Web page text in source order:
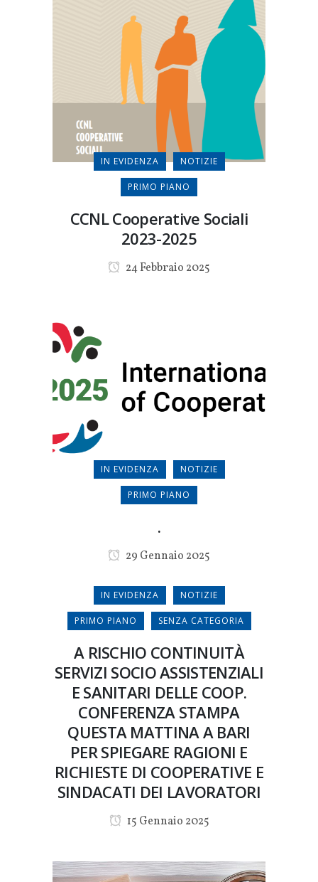
IN EVIDENZA NOTIZIE
PRIMO PIANO
CCNL Cooperative Sociali
2023-2025
24 Febbraio 2025
IN EVIDENZA NOTIZIE
PRIMO PIANO
.
29 Gennaio 2025
IN EVIDENZA NOTIZIE
PRIMO PIANO SENZA CATEGORIA
A RISCHIO CONTINUITÀ
SERVIZI SOCIO ASSISTENZIALI
E SANITARI DELLE COOP.
CONFERENZA STAMPA
QUESTA MATTINA A BARI
PER SPIEGARE RAGIONI E
RICHIESTE DI COOPERATIVE E
SINDACATI DEI LAVORATORI
15 Gennaio 2025